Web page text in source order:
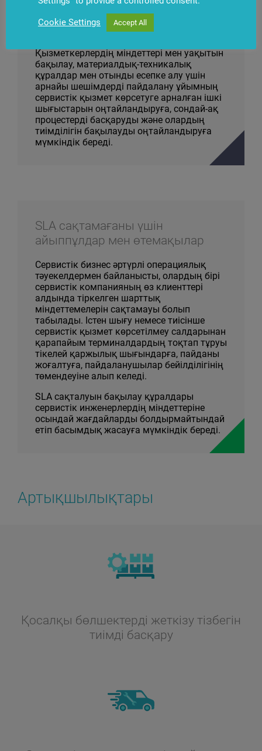
елеулі операциялық шығыстармен
Қызметкерлердің міндеттері мен уақытын
бақылау, материалдық-техникалық
құралдар мен отынды есепке алу үшін
арнайы шешімдерді пайдалану ұйымның
сервистік қызмет көрсетуге арналған ішкі
шығыстарын оңтайландыруға, сондай-ақ
процестерді басқаруды және олардың
тиімділігін бақылауды оңтайландыруға
мүмкіндік береді.
SLA сақтамағаны үшін
айыппұлдар мен өтемақылар
Сервистік бизнес әртүрлі операциялық
тәуекелдермен байланысты, олардың бірі
сервистік компанияның өз клиенттері
алдында тіркелген шарттық
міндеттемелерін сақтамауы болып
табылады. Істен шығу немесе тиісінше
сервистік қызмет көрсетілмеу салдарынан
қарапайым терминалдардың тоқтап тұруы
тікелей қаржылық шығындарға, пайданы
жоғалтуға, пайдаланушылар бейілділігінің
төмендеуіне алып келеді.
SLA сақталуын бақылау құралдары
сервистік инженерлердің міндеттеріне
осындай жағдайларды болдырмайтындай
етіп басымдық жасауға мүмкіндік береді.
Артықшылықтары
Қосалқы бөлшектерді жеткізу тізбегін
тиімді басқару
Cookie Settings Accept All